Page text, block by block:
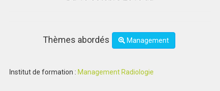
Thèmes abordés Management
Institut de formation : Management Radiologie